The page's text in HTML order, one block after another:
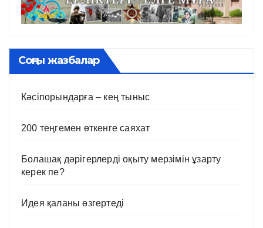
Соңғы жазбалар
Кәсіпорындарға – кең тыныс
200 теңгемен өткенге саяхат
Болашақ дәрігерлерді оқыту мерзімін ұзарту
керек пе?
Идея қаланы өзгертеді